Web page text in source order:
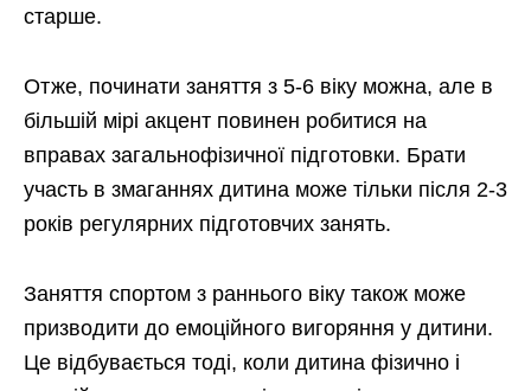
старше.
Отже, починати заняття з 5-6 віку можна, але в
більшій мірі акцент повинен робитися на
вправах загальнофізичної підготовки. Брати
участь в змаганнях дитина може тільки після 2-3
років регулярних підготовчих занять.
Заняття спортом з раннього віку також може
призводити до емоційного вигоряння у дитини.
Це відбувається тоді, коли дитина фізично і